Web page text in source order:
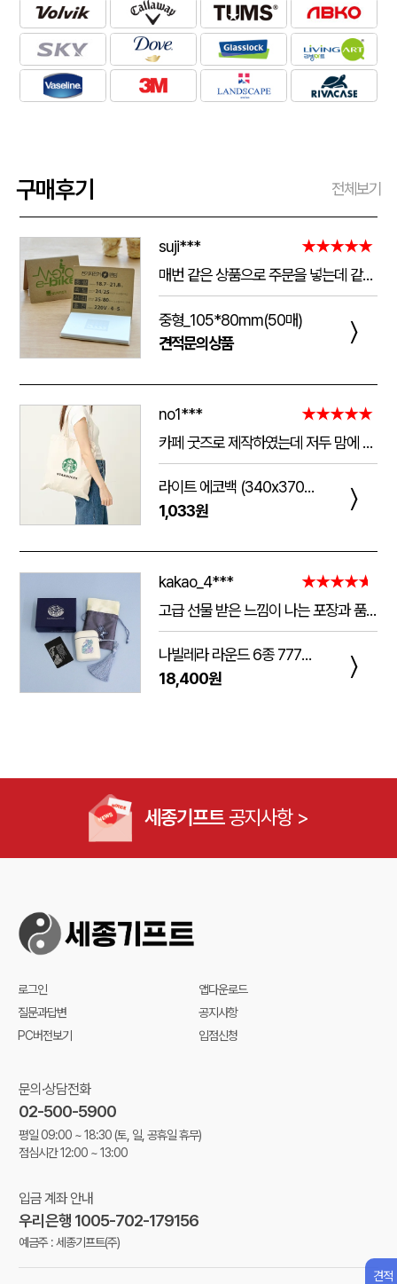
구매후기 전체보기
suji***
★★★★★
매번 같은 상품으로 주문을 넣는데 같은 품질로 받을 수 있어서 좋습니다. 배송 기간도 적당히 잘오는거 같아요. 앞으로도 계속 이용할꺼 같습니다. 지금과 같은 품질로 유지해주세요!!
중형_105*80mm(50매)
견적문의상품
〉
no1***
★★★★★
카페 굿즈로 제작하였는데 저두 맘에 들고 손님들도 맘에 들어하세요. 저두 매일 들고 다니는데 탄탄해서 좋아요.가격도 맘에 들어서 벌써 3번째 주문했어요.진행 과정에 있어서도 상담 직원분들 세심하고 친절하세요.
라이트 에코백 (340x370mm)
1,033원
〉
kakao_4***
★★★★★
고급 선물 받은 느낌이 나는 포장과 품질.
주는 사람도 받는 사람도 만족 스러운 제품 입니다.
다만 아쉬운 점은 조립이 덜되어 있는 것이 간혹 있습니다.
케이스가 빠지는 현상이 좀 있는데, 조립할때 신경써서 해주시면 더 좋은 인상이 남을 것 같습니다.
나빌레라 라운드 6종 777쓰리세븐 손톱깎이 호작도 까치호랑이 네일케어세트
18,400원
〉
세종기프트공지사항 >
로그인
앱다운로드
질문과답변
공지사항
PC버전보기
입점신청
문의·상담전화
02-500-5900
평일 09:00 ~ 18:30(토, 일, 공휴일 휴무)
점심시간 12:00 ~ 13:00
입금 계좌 안내
우리은행 1005-702-179156
예금주 : 세종기프트(주)
견적